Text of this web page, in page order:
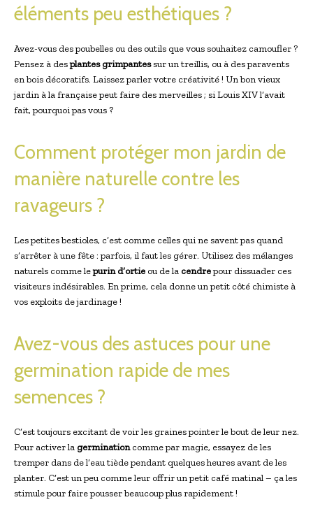
éléments peu esthétiques ?
Avez-vous des poubelles ou des outils que vous souhaitez camoufler ?
Pensez à desplantes grimpantessur un treillis, ou à des paravents
en bois décoratifs. Laissez parler votre créativité ! Un bon vieux
jardin à la française peut faire des merveilles ; si Louis XIV l’avait
fait, pourquoi pas vous ?
Comment protéger mon jardin de
manière naturelle contre les
ravageurs ?
Les petites bestioles, c’est comme celles qui ne savent pas quand
s’arrêter à une fête : parfois, il faut les gérer. Utilisez des mélanges
naturels comme lepurin d’ortie ou de la cendrepour dissuader ces
visiteurs indésirables. En prime, cela donne un petit côté chimiste à
vos exploits de jardinage !
Avez-vous des astuces pour une
germination rapide de mes
semences ?
C’est toujours excitant de voir les graines pointer le bout de leur nez.
Pour activer la germinationcomme par magie, essayez de les
tremper dans de l’eau tiède pendant quelques heures avant de les
planter. C’est un peu comme leur offrir un petit café matinal – ça les
stimule pour faire pousser beaucoup plus rapidement !